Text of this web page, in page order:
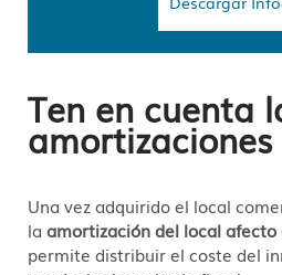
Ten en cuenta
amortizaciones
Una vez adquirido el local
la amortización del local
permite distribuir el coste del